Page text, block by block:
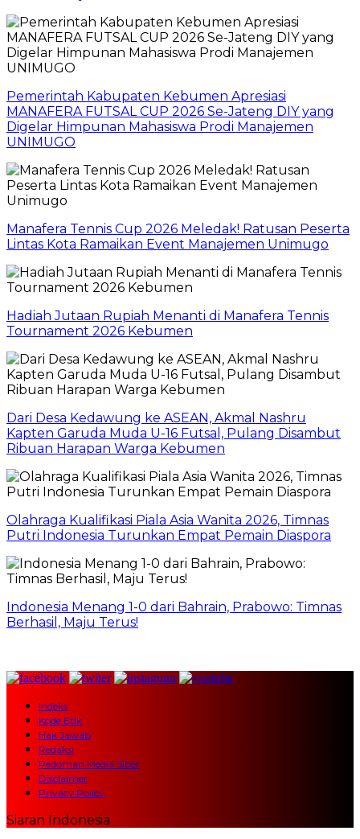
Pemerintah Kabupaten Kebumen Apresiasi
MANAFERA FUTSAL CUP 2026 Se-Jateng DIY yang
Digelar Himpunan Mahasiswa Prodi Manajemen
UNIMUGO
Manafera Tennis Cup 2026 Meledak! Ratusan Peserta
Lintas Kota Ramaikan Event Manajemen Unimugo
Hadiah Jutaan Rupiah Menanti di Manafera Tennis
Tournament 2026 Kebumen
Dari Desa Kedawung ke ASEAN, Akmal Nashru
Kapten Garuda Muda U-16 Futsal, Pulang Disambut
Ribuan Harapan Warga Kebumen
Olahraga Kualifikasi Piala Asia Wanita 2026, Timnas
Putri Indonesia Turunkan Empat Pemain Diaspora
Indonesia Menang 1-0 dari Bahrain, Prabowo: Timnas
Berhasil, Maju Terus!
Indeks
Kode Etik
Hak Jawab
Redaksi
Pedoman Media Siber
Disclaimer
Privacy Policy
Siaran Indonesia